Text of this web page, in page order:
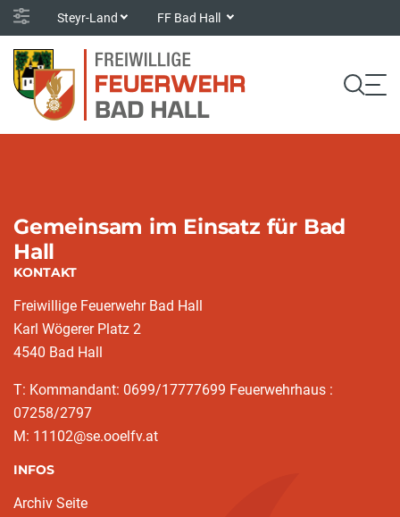
Steyr-Land FF Bad Hall
Gemeinsam im Einsatz für Bad
Hall
KONTAKT
Freiwillige Feuerwehr Bad Hall
Karl Wögerer Platz 2
4540 Bad Hall
T: Kommandant: 0699/17777699 Feuerwehrhaus :
07258/2797
M: 11102@se.ooelfv.at
INFOS
Archiv Seite